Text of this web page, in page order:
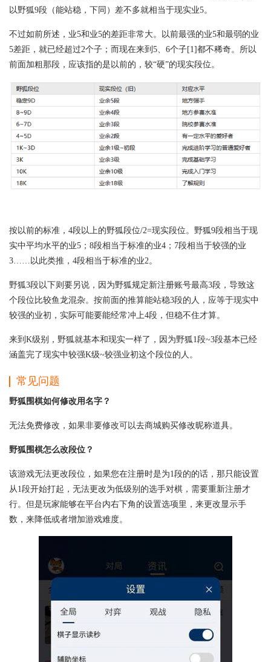
以野狐9段（能站稳，下同）差不多就相当于现实业5。
不过如前所述，业5和业5的差距非常大。以前最强的业5和最弱的业
5差距，就已经超过2个子；而现在来到5、6个子[1]都不稀奇。所以
前面加粗那段，应该指的是以前的，较“硬”的现实段位。
按以前的标准，4段以上的野狐段位/2=现实段位。野狐9段相当于现
实中平均水平的业5；8段相当于标准的业4；7段相当于较强的业
3……以此类推，4段相当于标准的业2。
野狐3段以下则要另说，因为野狐规定新注册账号最高3段，导致这
个段位比较鱼龙混杂。按前面的推算能站稳3段的人，应等于现实中
较强的业初，实际可能要能经常冲上4段，但稳不住才算。
来到K级别，野狐就基本和现实一样了，因为野狐1段~3段基本已经
涵盖完了现实中较强K级~较强业初这个段位的人。
常见问题
野狐围棋如何修改用名字？
无法免费修改，如果非要修改可以去商城购买修改昵称道具。
野狐围棋怎么改段位？
该游戏无法更改段位，如果您在注册时是为1段的的话，那只能设置
从1段开始打起，无法更改为低级别的选手对棋，需要重新注册才
行。但是玩家能够在平台内右下角的设置选项里，来更改显示手
数，来降低或者增加游戏难度。